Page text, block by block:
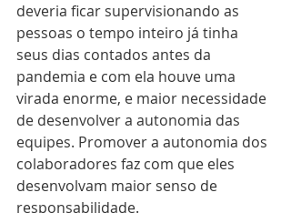
deveria ficar supervisionando as
pessoas o tempo inteiro já tinha
seus dias contados antes da
pandemia e com ela houve uma
virada enorme, e maior necessidade
de desenvolver a autonomia das
equipes. Promover a autonomia dos
colaboradores faz com que eles
desenvolvam maior senso de
responsabilidade.